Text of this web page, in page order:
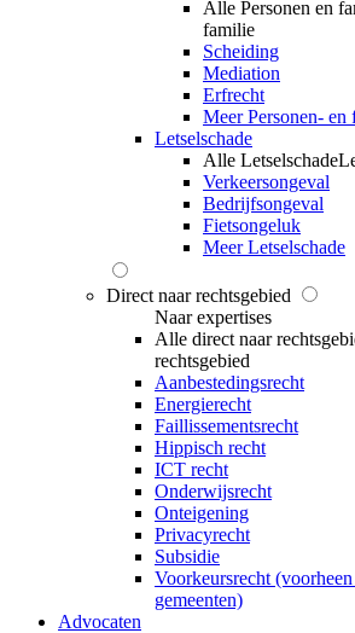
Alle Personen en
familie
Scheiding
Mediation
Erfrecht
Meer Personen- en
Letselschade
Alle Letselschade
Verkeersongeval
Bedrijfsongeval
Fietsongeluk
Meer Letselschade
Direct naar rechtsgebied
Naar expertises
Alle direct naar
rechtsgebied
Aanbestedingsrecht
Energierecht
Faillissementsrecht
Hippisch recht
ICT recht
Onderwijsrecht
Onteigening
Privacyrecht
Subsidie
Voorkeursrecht
gemeenten)
Advocaten